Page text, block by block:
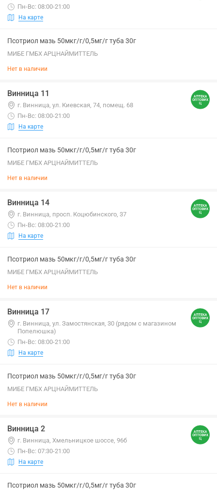
Пн-Вс: 08:00-21:00
На карте
Псотриол мазь 50мкг/г/0,5мг/г туба 30г
МИБЕ ГМБХ АРЦНАЙМИТТЕЛЬ
Нет в наличии
Винница 11
г. Винница, ул. Киевская, 74, помещ. 68
Пн-Вс: 08:00-21:00
На карте
Псотриол мазь 50мкг/г/0,5мг/г туба 30г
МИБЕ ГМБХ АРЦНАЙМИТТЕЛЬ
Нет в наличии
Винница 14
г. Винница, просп. Коцюбинского, 37
Пн-Вс: 08:00-21:00
На карте
Псотриол мазь 50мкг/г/0,5мг/г туба 30г
МИБЕ ГМБХ АРЦНАЙМИТТЕЛЬ
Нет в наличии
Винница 17
г. Винница, ул. Замостянская, 30 (рядом с магазином
Попелюшка)
Пн-Вс: 08:00-21:00
На карте
Псотриол мазь 50мкг/г/0,5мг/г туба 30г
МИБЕ ГМБХ АРЦНАЙМИТТЕЛЬ
Нет в наличии
Винница 2
г. Винница, Хмельницкое шоссе, 96б
Пн-Вс: 07:30-21:00
На карте
Псотриол мазь 50мкг/г/0,5мг/г туба 30г